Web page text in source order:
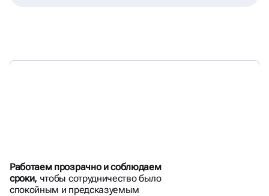
ИЛИ СТУДИЕЙ?
Работаем прозрачно и соблюдаем
сроки, чтобы сотрудничество было
спокойным и предсказуемым